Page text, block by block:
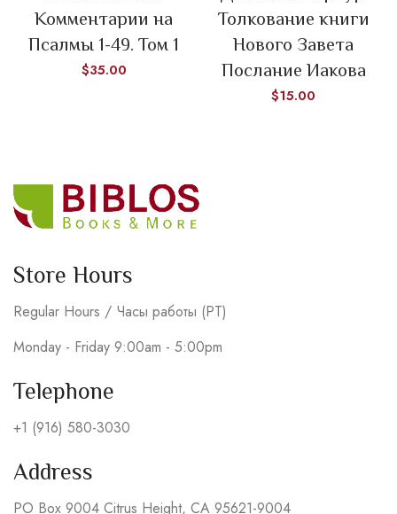
Комментарии на
Псалмы 1-49. Том 1
$35.00
Толкование книги
Нового Завета
Послание Иакова
$15.00
Store Hours
Regular Hours / Часы работы (PT)
Monday - Friday 9:00am - 5:00pm
Telephone
+1 (916) 580-3030
Address
PO Box 9004 Citrus Height, CA 95621-9004